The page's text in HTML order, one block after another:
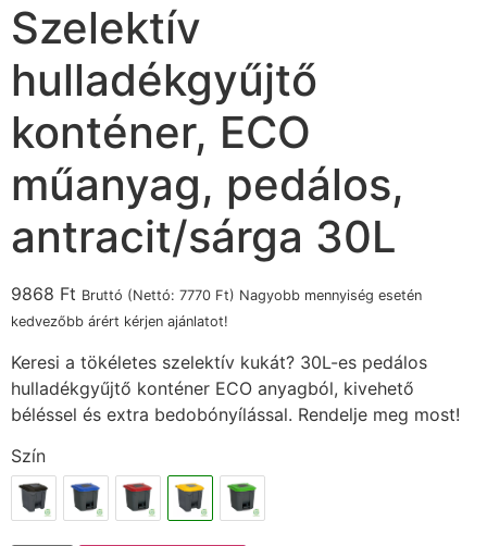
Szelektív
hulladékgyűjtő
konténer, ECO
műanyag, pedálos,
antracit/sárga 30L
9868 Ft Bruttó (Nettó: 7770 Ft) Nagyobb mennyiség esetén
kedvezőbb árért kérjen ajánlatot!
Keresi a tökéletes szelektív kukát? 30L-es pedálos
hulladékgyűjtő konténer ECO anyagból, kivehető
béléssel és extra bedobónyílással. Rendelje meg most!
Szín